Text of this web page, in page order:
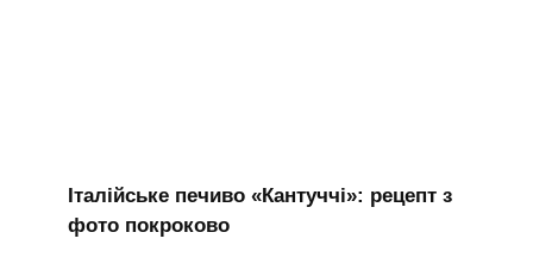
Італійське печиво «Кантуччі»: рецепт з
фото покроково